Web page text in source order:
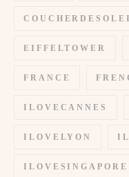
EIFFELTOWER
FRANCE
ILOVECANNES
ILOVELYON
ILOVESINGAPORE